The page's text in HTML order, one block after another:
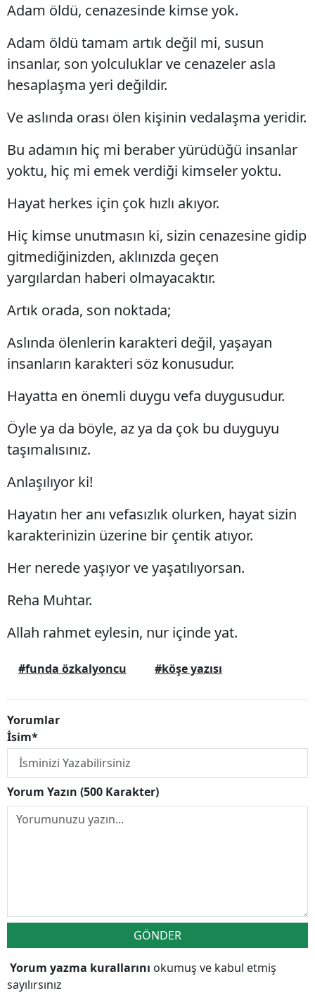
Adam öldü, cenazesinde kimse yok.
Adam öldü tamam artık değil mi, susun
insanlar, son yolculuklar ve cenazeler asla
hesaplaşma yeri değildir.
Ve aslında orası ölen kişinin vedalaşma yeridir.
Bu adamın hiç mi beraber yürüdüğü insanlar
yoktu, hiç mi emek verdiği kimseler yoktu.
Hayat herkes için çok hızlı akıyor.
Hiç kimse unutmasın ki, sizin cenazesine gidip
gitmediğinizden, aklınızda geçen
yargılardan haberi olmayacaktır.
Artık orada, son noktada;
Aslında ölenlerin karakteri değil, yaşayan
insanların karakteri söz konusudur.
Hayatta en önemli duygu vefa duygusudur.
Öyle ya da böyle, az ya da çok bu duyguyu
taşımalısınız.
Anlaşılıyor ki!
Hayatın her anı vefasızlık olurken, hayat sizin
karakterinizin üzerine bir çentik atıyor.
Her nerede yaşıyor ve yaşatılıyorsan.
Reha Muhtar.
Allah rahmet eylesin, nur içinde yat.
#funda özkalyoncu #köşe yazısı
Yorumlar
İsim*
Yorum Yazın (500 Karakter)
GÖNDER
Yorum yazma kurallarını okumuş ve kabul etmiş
sayılırsınız